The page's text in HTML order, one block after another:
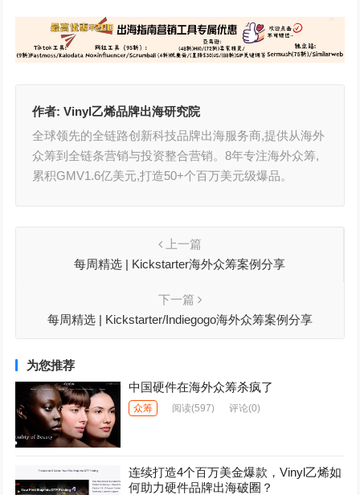
作者:Vinyl乙烯品牌出海研究院
全球领先的全链路创新科技品牌出海服务商,提供从海外
众筹到全链条营销与投资整合营销。8年专注海外众筹,
累积GMV1.6亿美元,打造50+个百万美元级爆品。
上一篇
每周精选 | Kickstarter海外众筹案例分享
下一篇
每周精选 | Kickstarter/Indiegogo海外众筹案例分享
为您推荐
中国硬件在海外众筹杀疯了
众筹 阅读(597) 评论(0)
连续打造4个百万美金爆款，Vinyl乙烯如
何助力硬件品牌出海破圈？